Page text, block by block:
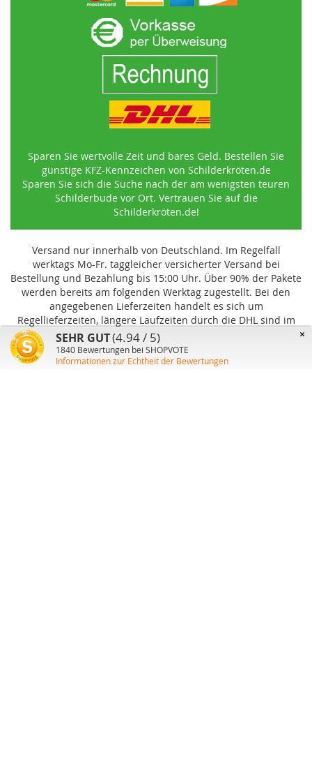
Sparen Sie wertvolle Zeit und bares Geld. Bestellen Sie
günstige KFZ-Kennzeichen von Schilderkröten.de
Sparen Sie sich die Suche nach der am wenigsten teuren
Schilderbude vor Ort. Vertrauen Sie auf die
Schilderkröten.de!
Versand nur innerhalb von Deutschland. Im Regelfall
werktags Mo-Fr. taggleicher versicherter Versand bei
Bestellung und Bezahlung bis 15:00 Uhr. Über 90% der Pakete
werden bereits am folgenden Werktag zugestellt. Bei den
angegebenen Lieferzeiten handelt es sich um
Regellieferzeiten, längere Laufzeiten durch die DHL sind im
Einzelfall möglich und können von uns nicht beeinflusst
werden.
×
SEHR GUT(4.94 / 5)
1840 Bewertungen bei SHOPVOTE
Informationen zur Echtheit der Bewertungen